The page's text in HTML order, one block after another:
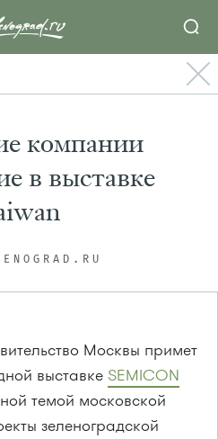
компании
в выставке
Москвы примет
выставке SEMICON
темой московской
зеленоградской